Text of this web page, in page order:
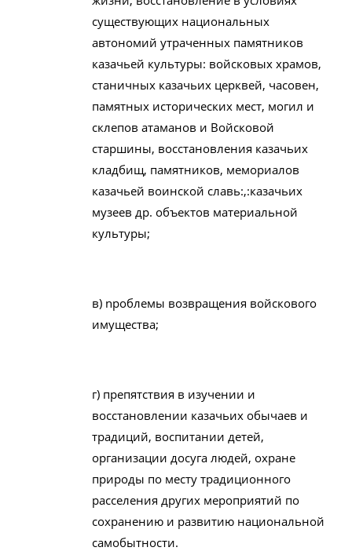
существующих национальных
автономий утраченных памятников
казачьей культуры: войсковых храмов,
станичных казачьих церквей, часовен,
памятных исторических мест, могил и
склепов атаманов и Войсковой
старшины, восстановления казачьих
кладбищ, памятников, мемориалов
казачьей воинской славь:,:казачьих
музеев др. объектов материальной
культуры;
в) npoблемы возвращения войскового
имущества;
г) препятствия в изучении и
восстановлении казачьих обычаев и
традиций, воспитании детей,
организации досуга людей, охране
природы по месту традиционного
расселения других мероприятий по
сохранению и развитию национальной
самобытности.